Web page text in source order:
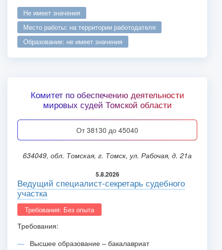
не имеет значения
место работы: на территории работодателя
образование: не имеет значения
Комитет по обеспечению деятельности
мировых судей Томской области
от 38130 до 45040
634049, обл. Томская, г. Томск, ул. Рабочая, д. 21а
5.8.2026
Ведущий специалист-секретарь судебного
участка
Требования: Без опыта
Требования:
Высшее образование – бакалавриат